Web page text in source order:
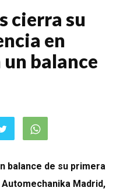
cierra su
en
balance
balance de su primera
Madrid,